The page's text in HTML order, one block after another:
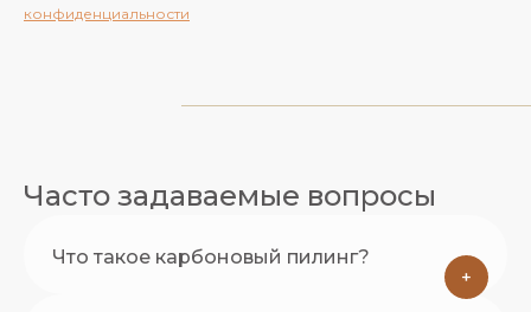
конфиденциальности
Часто задаваемые вопросы
Что такое карбоновый пилинг?
+